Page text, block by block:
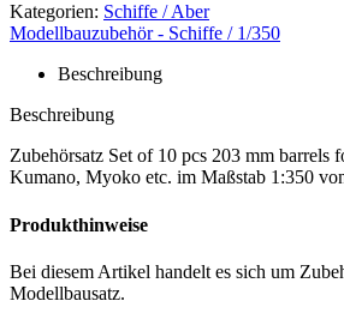
Kategorien: Schiffe / Aber
Modellbauzubehör - Schiffe / 1/350
Beschreibung
Beschreibung
Zubehörsatz Set of 10 pcs 203 mm barrels
Kumano, Myoko etc. im Maßstab 1:350
Produkthinweise
Bei diesem Artikel handelt es sich um
Modellbausatz.